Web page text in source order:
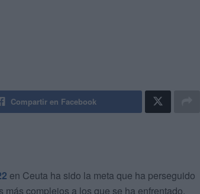
Compartir en Facebook
en Ceuta ha sido la meta que ha perseguido
complejos a los que se ha enfrentado.